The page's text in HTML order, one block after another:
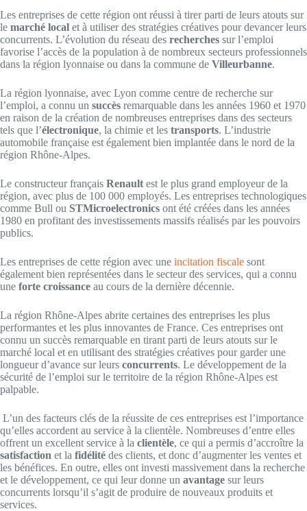
Les entreprises de cette région ont réussi à tirer parti de leurs atouts sur
le marché local et à utiliser des stratégies créatives pour devancer leurs
concurrents. L’évolution du réseau des recherches sur l’emploi
favorise l’accès de la population à de nombreux secteurs professionnels
dans la région lyonnaise ou dans la commune de Villeurbanne.
La région lyonnaise, avec Lyon comme centre de recherche sur
l’emploi, a connu un succès remarquable dans les années 1960 et 1970
en raison de la création de nombreuses entreprises dans des secteurs
tels que l’électronique, la chimie et les transports. L’industrie
automobile française est également bien implantée dans le nord de la
région Rhône-Alpes.
Le constructeur français Renault est le plus grand employeur de la
région, avec plus de 100 000 employés. Les entreprises technologiques
comme Bull ou STMicroelectronics ont été créées dans les années
1980 en profitant des investissements massifs réalisés par les pouvoirs
publics.
Les entreprises de cette région avec une incitation fiscale sont
également bien représentées dans le secteur des services, qui a connu
une forte croissance au cours de la dernière décennie.
La région Rhône-Alpes abrite certaines des entreprises les plus
performantes et les plus innovantes de France. Ces entreprises ont
connu un succès remarquable en tirant parti de leurs atouts sur le
marché local et en utilisant des stratégies créatives pour garder une
longueur d’avance sur leurs concurrents. Le développement de la
sécurité de l’emploi sur le territoire de la région Rhône-Alpes est
palpable.
L’un des facteurs clés de la réussite de ces entreprises est l’importance
qu’elles accordent au service à la clientèle. Nombreuses d’entre elles
offrent un excellent service à la clientèle, ce qui a permis d’accroître la
satisfaction et la fidélité des clients, et donc d’augmenter les ventes et
les bénéfices. En outre, elles ont investi massivement dans la recherche
et le développement, ce qui leur donne un avantage sur leurs
concurrents lorsqu’il s’agit de produire de nouveaux produits et
services.